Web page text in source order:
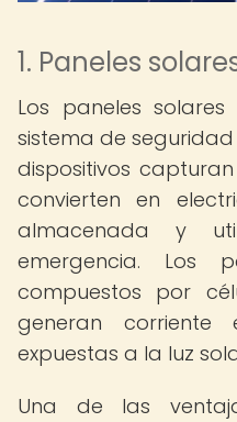
1. Paneles
Los paneles
sistema de
dispositivos
convierten en
almacenada y
emergencia. Los
compuestos por
generan corriente
expuestas a la luz
Una de las